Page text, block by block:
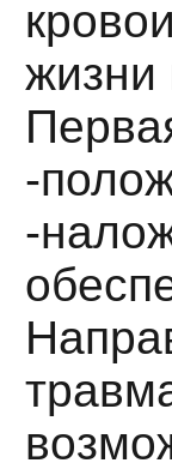
жизни
-
-